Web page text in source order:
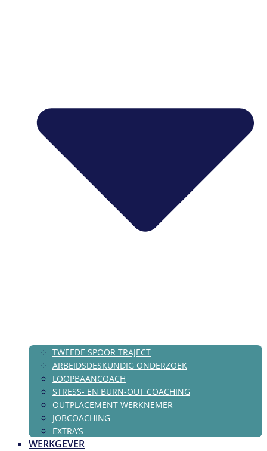
TWEEDE SPOOR TRAJECT
ARBEIDSDESKUNDIG ONDERZOEK
LOOPBAANCOACH
STRESS- EN BURN-OUT COACHING
OUTPLACEMENT WERKNEMER
JOBCOACHING
EXTRA’S
WERKGEVER